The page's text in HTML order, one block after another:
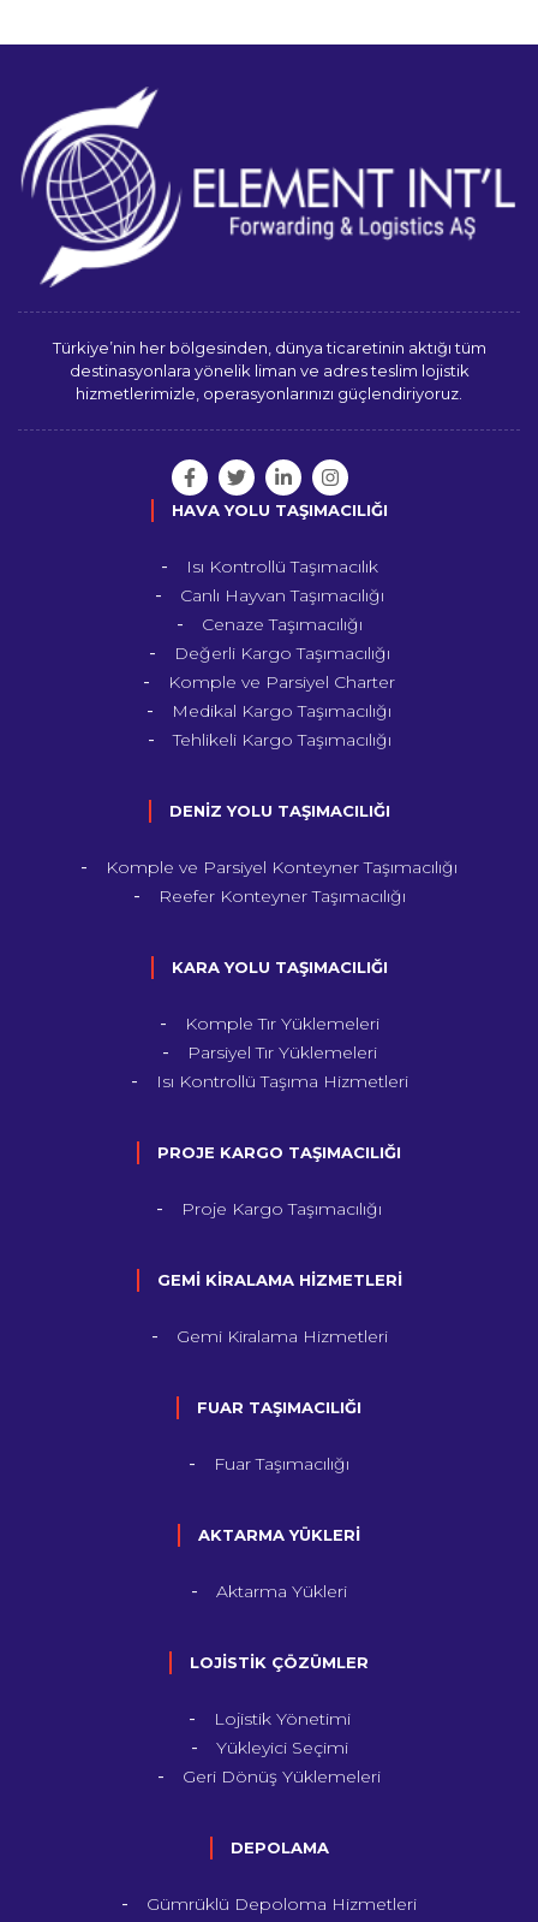
Türkiye’nin her bölgesinden, dünya ticaretinin aktığı tüm
destinasyonlara yönelik liman ve adres teslim lojistik
hizmetlerimizle, operasyonlarınızı güçlendiriyoruz.
HAVA YOLU TAŞIMACILIĞI
Isı Kontrollü Taşımacılık
Canlı Hayvan Taşımacılığı
Cenaze Taşımacılığı
Değerli Kargo Taşımacılığı
Komple ve Parsiyel Charter
Medikal Kargo Taşımacılığı
Tehlikeli Kargo Taşımacılığı
DENİZ YOLU TAŞIMACILIĞI
Komple ve Parsiyel Konteyner Taşımacılığı
Reefer Konteyner Taşımacılığı
KARA YOLU TAŞIMACILIĞI
Komple Tır Yüklemeleri
Parsiyel Tır Yüklemeleri
Isı Kontrollü Taşıma Hizmetleri
PROJE KARGO TAŞIMACILIĞI
Proje Kargo Taşımacılığı
GEMİ KİRALAMA HİZMETLERİ
Gemi Kiralama Hizmetleri
FUAR TAŞIMACILIĞI
Fuar Taşımacılığı
AKTARMA YÜKLERİ
Aktarma Yükleri
LOJİSTİK ÇÖZÜMLER
Lojistik Yönetimi
Yükleyici Seçimi
Geri Dönüş Yüklemeleri
DEPOLAMA
Gümrüklü Depoloma Hizmetleri